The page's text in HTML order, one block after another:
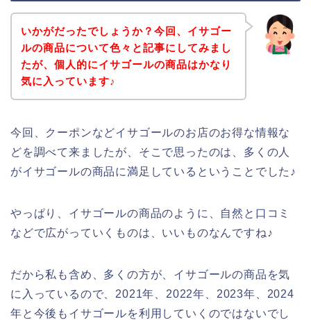
いかがだったでしょうか？今回、イサゴー
ルの商品について色々と記事にしてみまし
たが、個人的にイサゴールの商品はかなり
気に入っています♪
今回、クーポンなどイサゴールのお店のお得な情報な
どを調べて来ましたが、そこで思ったのは、多くの人
がイサゴールの商品に満足しているということでした♪
やっぱり、イサゴールの商品のように、自然と口コミ
などで広がっていくものは、いいものなんですね♪
だから私も含め、多くの方が、イサゴールの商品を気
に入っているので、2021年、2022年、2023年、2024
年と今後もイサゴールを利用していくのではないでし